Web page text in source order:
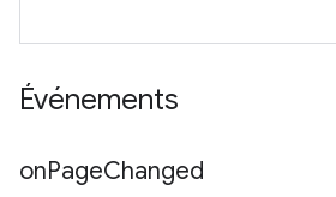
Événements
onPageChanged